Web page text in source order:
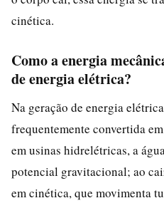
cinética.
Como a energia
de energia elétrica?
Na geração de energia
frequentemente convertida
em usinas hidrelétricas, a
potencial gravitacional; ao
em cinética, que movimenta